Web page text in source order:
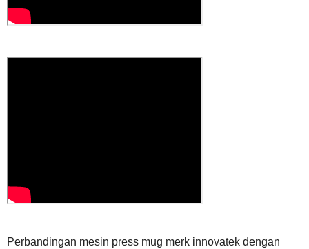
Perbandingan mesin press mug merk innovatek dengan